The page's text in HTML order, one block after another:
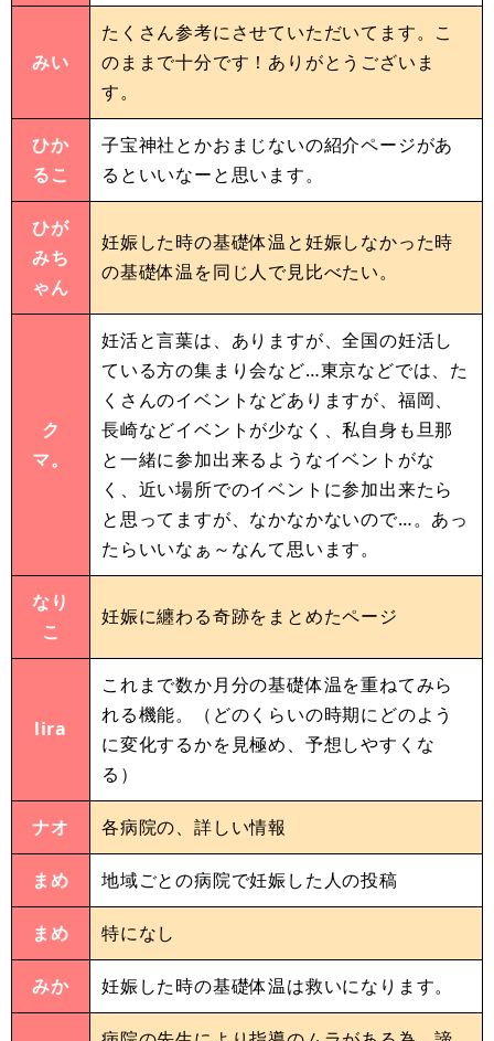
みい
たくさん参考にさせていただいてます。こ
のままで十分です！ありがとうございま
す。
ひか
るこ
子宝神社とかおまじないの紹介ページがあ
るといいなーと思います。
ひが
みち
ゃん
妊娠した時の基礎体温と妊娠しなかった時
の基礎体温を同じ人で見比べたい。
ク
マ。
妊活と言葉は、ありますが、全国の妊活し
ている方の集まり会など…東京などでは、た
くさんのイベントなどありますが、福岡、
長崎などイベントが少なく、私自身も旦那
と一緒に参加出来るようなイベントがな
く、近い場所でのイベントに参加出来たら
と思ってますが、なかなかないので…。あっ
たらいいなぁ～なんて思います。
なり
こ
妊娠に纏わる奇跡をまとめたページ
lira
これまで数か月分の基礎体温を重ねてみら
れる機能。（どのくらいの時期にどのよう
に変化するかを見極め、予想しやすくな
る）
ナオ 各病院の、詳しい情報
まめ 地域ごとの病院で妊娠した人の投稿
まめ 特になし
みか 妊娠した時の基礎体温は救いになります。